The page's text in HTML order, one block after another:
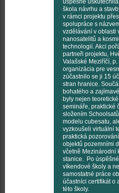
škola návrhu a
v rámci projektu
spolupráce s
vzdělávání v oblasti
nanosatelitů a
technologií. Akci
partneři projektu,
Valašské Meziříčí,
organizácia pre
zúčastnilo se ji 15
stran hranice.
bohatého a
byly nejen
semináře, praktické
složením
modelu cubesatu,
vyzkoušeli virtuální
praktická
objektů pozemními
včetně Mezinárodní
stanice. Po
víkendové školy a
samostatné práce
účastníci certifikát o
této školy.